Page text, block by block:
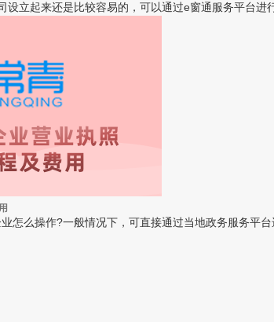
设立起来还是比较容易的，可以通过e窗通服务平台
怎么操作?一般情况下，可直接通过当地政务服务平